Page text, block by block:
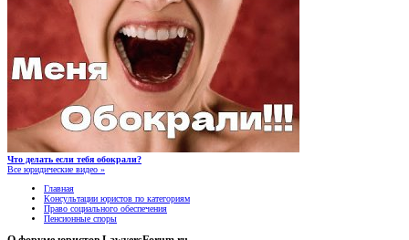
Что делать если тебя обокрали?
Все юридические видео »
Главная
Консультации юристов по категориям
Право социального обеспечения
Пенсионные споры